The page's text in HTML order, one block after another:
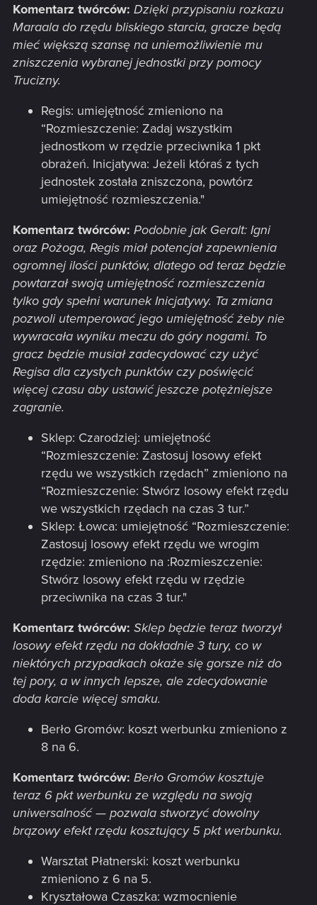
Komentarz twórców: Dzięki przypisaniu rozkazu
Maraala do rzędu bliskiego starcia, gracze będą
mieć większą szansę na uniemożliwienie mu
zniszczenia wybranej jednostki przy pomocy
Trucizny.
Regis: umiejętność zmieniono na
“Rozmieszczenie: Zadaj wszystkim
jednostkom w rzędzie przeciwnika 1 pkt
obrażeń. Inicjatywa: Jeżeli któraś z tych
jednostek została zniszczona, powtórz
umiejętność rozmieszczenia."
Komentarz twórców: Podobnie jak Geralt: Igni
oraz Pożoga, Regis miał potencjał zapewnienia
ogromnej ilości punktów, dlatego od teraz będzie
powtarzał swoją umiejętność rozmieszczenia
tylko gdy spełni warunek Inicjatywy. Ta zmiana
pozwoli utemperować jego umiejętność żeby nie
wywracała wyniku meczu do góry nogami. To
gracz będzie musiał zadecydować czy użyć
Regisa dla czystych punktów czy poświęcić
więcej czasu aby ustawić jeszcze potężniejsze
zagranie.
Sklep: Czarodziej: umiejętność
“Rozmieszczenie: Zastosuj losowy efekt
rzędu we wszystkich rzędach” zmieniono na
“Rozmieszczenie: Stwórz losowy efekt rzędu
we wszystkich rzędach na czas 3 tur.”
Sklep: Łowca: umiejętność “Rozmieszczenie:
Zastosuj losowy efekt rzędu we wrogim
rzędzie: zmieniono na :Rozmieszczenie:
Stwórz losowy efekt rzędu w rzędzie
przeciwnika na czas 3 tur."
Komentarz twórców: Sklep będzie teraz tworzył
losowy efekt rzędu na dokładnie 3 tury, co w
niektórych przypadkach okaże się gorsze niż do
tej pory, a w innych lepsze, ale zdecydowanie
doda karcie więcej smaku.
Berło Gromów: koszt werbunku zmieniono z
8 na 6.
Komentarz twórców: Berło Gromów kosztuje
teraz 6 pkt werbunku ze względu na swoją
uniwersalność — pozwala stworzyć dowolny
brązowy efekt rzędu kosztujący 5 pkt werbunku.
Warsztat Płatnerski: koszt werbunku
zmieniono z 6 na 5.
Kryształowa Czaszka: wzmocnienie